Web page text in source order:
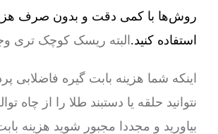
روش‌ها با کمی دقت و بدون صرف
استفاده کنید.البته ریسک کوچک تری
اینکه شما هزینه بابت گیره فاضلابی
نتوانید حلقه یا دستبند طلا را از چاه
بیاورید و مجددا مجبور شوید هزینه